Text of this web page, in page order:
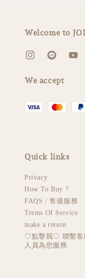
Welcome to
We accept
Quick links
Privacy
How To Buy ?
FAQS / 售後服務
Terms Of Service
make a return
♡︎點擊我♡︎ 聯繫客
人員為您服務